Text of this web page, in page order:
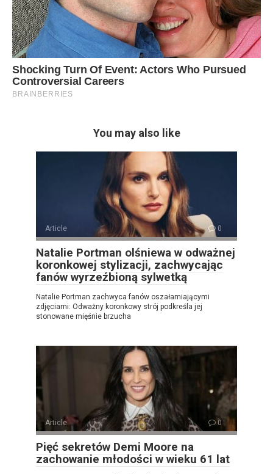
You may also like
Article 0
Natalie Portman olśniewa w odważnej
koronkowej stylizacji, zachwycając
fanów wyrzeźbioną sylwetką
Natalie Portman zachwyca fanów oszałamiającymi
zdjęciami: Odważny koronkowy strój podkreśla jej
stonowane mięśnie brzucha
Article 0
Pięć sekretów Demi Moore na
zachowanie młodości w wieku 61 lat